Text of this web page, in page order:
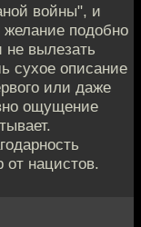
войны", и
желание подобно
не вылезать
сухое описание
или даже
ощущение
нацистов.